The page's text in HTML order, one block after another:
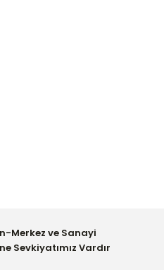
Merkez ve Sanayi
Sevkiyatımız Vardır